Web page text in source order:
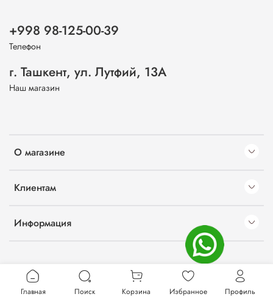
О магазине
Клиентам
Информация
+998 98-125-00-39
Телефон
г. Ташкент, ул. Лутфий, 13А
Наш магазин
Главная Поиск Корзина Избранное Профиль